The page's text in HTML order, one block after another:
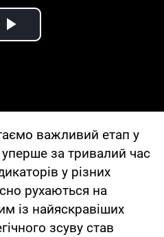
Play Video
важливий етап у
уперше за тривалий час
у різних
рухаються на
із найяскравіших
зсуву став